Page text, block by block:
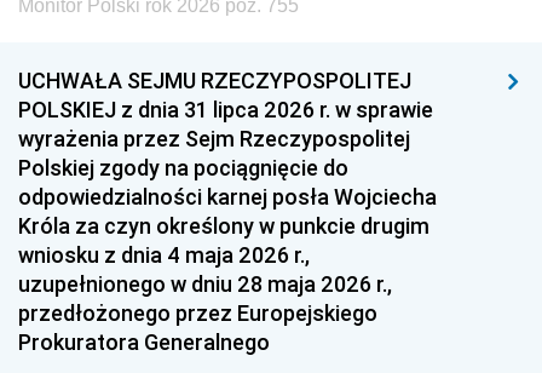
1996 1995 1994
1993 1992 1991
1990 1989
1987 1986 1985
1984 1983
1981 1980 1979
1978 1977
Monitor Polski rok 2026 poz. 755
UCHWAŁA SEJMU RZECZYPOSPOLITEJ
POLSKIEJ z dnia 31 lipca 2026 r. w sprawie
wyrażenia przez Sejm Rzeczypospolitej
Polskiej zgody na pociągnięcie do
odpowiedzialności karnej posła Wojciecha
Króla za czyn określony w punkcie drugim
wniosku z dnia 4 maja 2026 r.,
uzupełnionego w dniu 28 maja 2026 r.,
przedłożonego przez Europejskiego
Prokuratora Generalnego